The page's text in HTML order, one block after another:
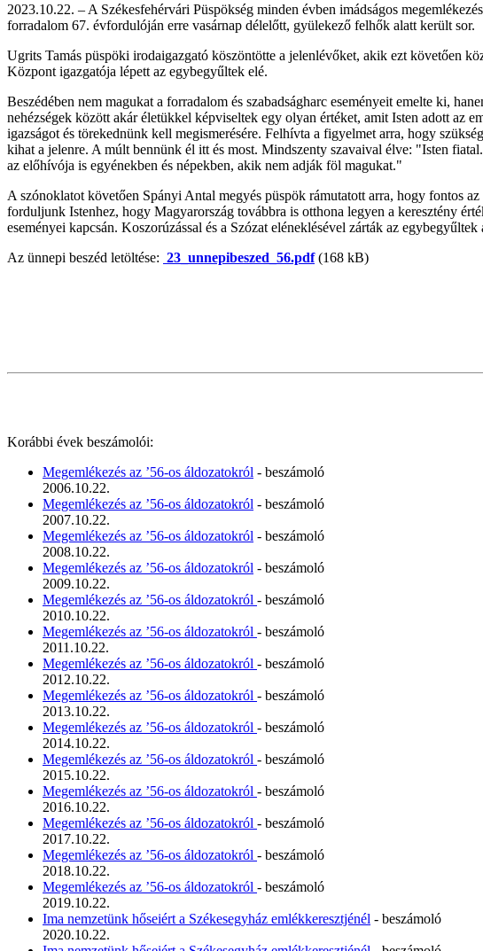
2023.10.22. – A Székesfehérvári Püspökség minden évben imádságos
forradalom 67. évfordulóján erre vasárnap délelőtt, gyülekező felhők alatt került sor.
Ugrits Tamás püspöki irodaigazgató köszöntötte a jelenlévőket, akik ezt követően
Központ igazgatója lépett az egybegyűltek elé.
Beszédében nem magukat a forradalom és szabadságharc eseményeit emelte ki,
nehézségek között akár életükkel képviseltek egy olyan értéket, amit Isten adott az
igazságot és törekednünk kell megismerésére. Felhívta a figyelmet arra, hogy
kihat a jelenre. A múlt bennünk él itt és most. Mindszenty szavaival élve: "Isten
az előhívója is egyénekben és népekben, akik nem adják föl magukat."
A szónoklatot követően Spányi Antal megyés püspök rámutatott arra, hogy fontos
forduljunk Istenhez, hogy Magyarország továbbra is otthona legyen a keresztény
eseményei kapcsán. Koszorúzással és a Szózat eléneklésével zárták az
Az ünnepi beszéd letöltése: 23_unnepibeszed_56.pdf(168 kB)
Korábbi évek beszámolói:
Megemlékezés az ’56-os áldozatokról - beszámoló
2006.10.22.
Megemlékezés az ’56-os áldozatokról - beszámoló
2007.10.22.
Megemlékezés az ’56-os áldozatokról - beszámoló
2008.10.22.
Megemlékezés az ’56-os áldozatokról - beszámoló
2009.10.22.
Megemlékezés az ’56-os áldozatokról - beszámoló
2010.10.22.
Megemlékezés az ’56-os áldozatokról - beszámoló
2011.10.22.
Megemlékezés az ’56-os áldozatokról - beszámoló
2012.10.22.
Megemlékezés az ’56-os áldozatokról - beszámoló
2013.10.22.
Megemlékezés az ’56-os áldozatokról - beszámoló
2014.10.22.
Megemlékezés az ’56-os áldozatokról - beszámoló
2015.10.22.
Megemlékezés az ’56-os áldozatokról - beszámoló
2016.10.22.
Megemlékezés az ’56-os áldozatokról - beszámoló
2017.10.22.
Megemlékezés az ’56-os áldozatokról - beszámoló
2018.10.22.
Megemlékezés az ’56-os áldozatokról - beszámoló
2019.10.22.
Ima nemzetünk hőseiért a Székesegyház emlékkeresztjénél - beszámoló
2020.10.22.